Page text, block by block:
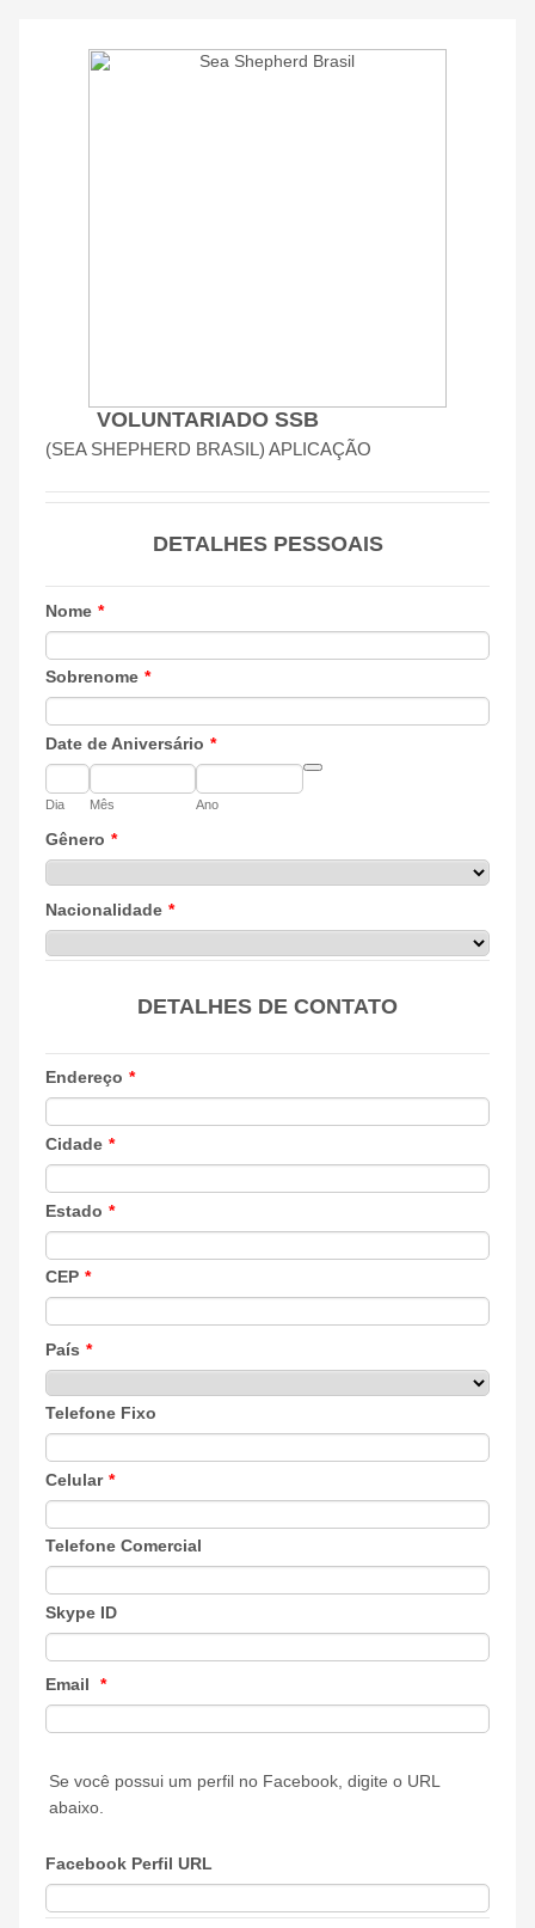
VOLUNTARIADO SSB
(SEA SHEPHERD BRASIL) APLICAÇÃO
DETALHES PESSOAIS
Nome *
Sobrenome *
Date de Aniversário *
Dia Mês Ano
Gênero *
Nacionalidade *
DETALHES DE CONTATO
Endereço *
Cidade *
Estado *
CEP *
País *
Telefone Fixo
Celular *
Telefone Comercial
Skype ID
Email *
Se você possui um perfil no Facebook, digite o URL
abaixo.
Facebook Perfil URL